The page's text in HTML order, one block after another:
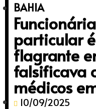
BAHIA
particular
flagrante
falsificava
médicos
10/09/2025